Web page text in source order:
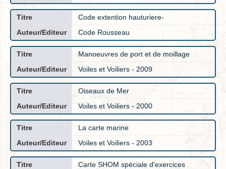
Code extention hauturiere-
Code Rousseau
Manoeuvres de port et de moillage
Voiles et Voiliers - 2009
Oiseaux de Mer
Voiles et Voiliers - 2000
La carte marine
Voiles et Voiliers - 2003
Carte SHOM spéciale d'exercices